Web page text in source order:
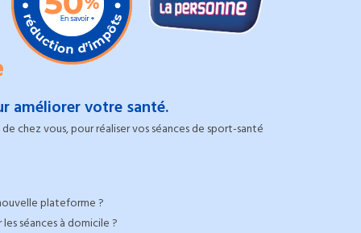
améliorer votre santé.
chez vous, pour réaliser vos séances de sport-santé
plateforme ?
séances à domicile ?